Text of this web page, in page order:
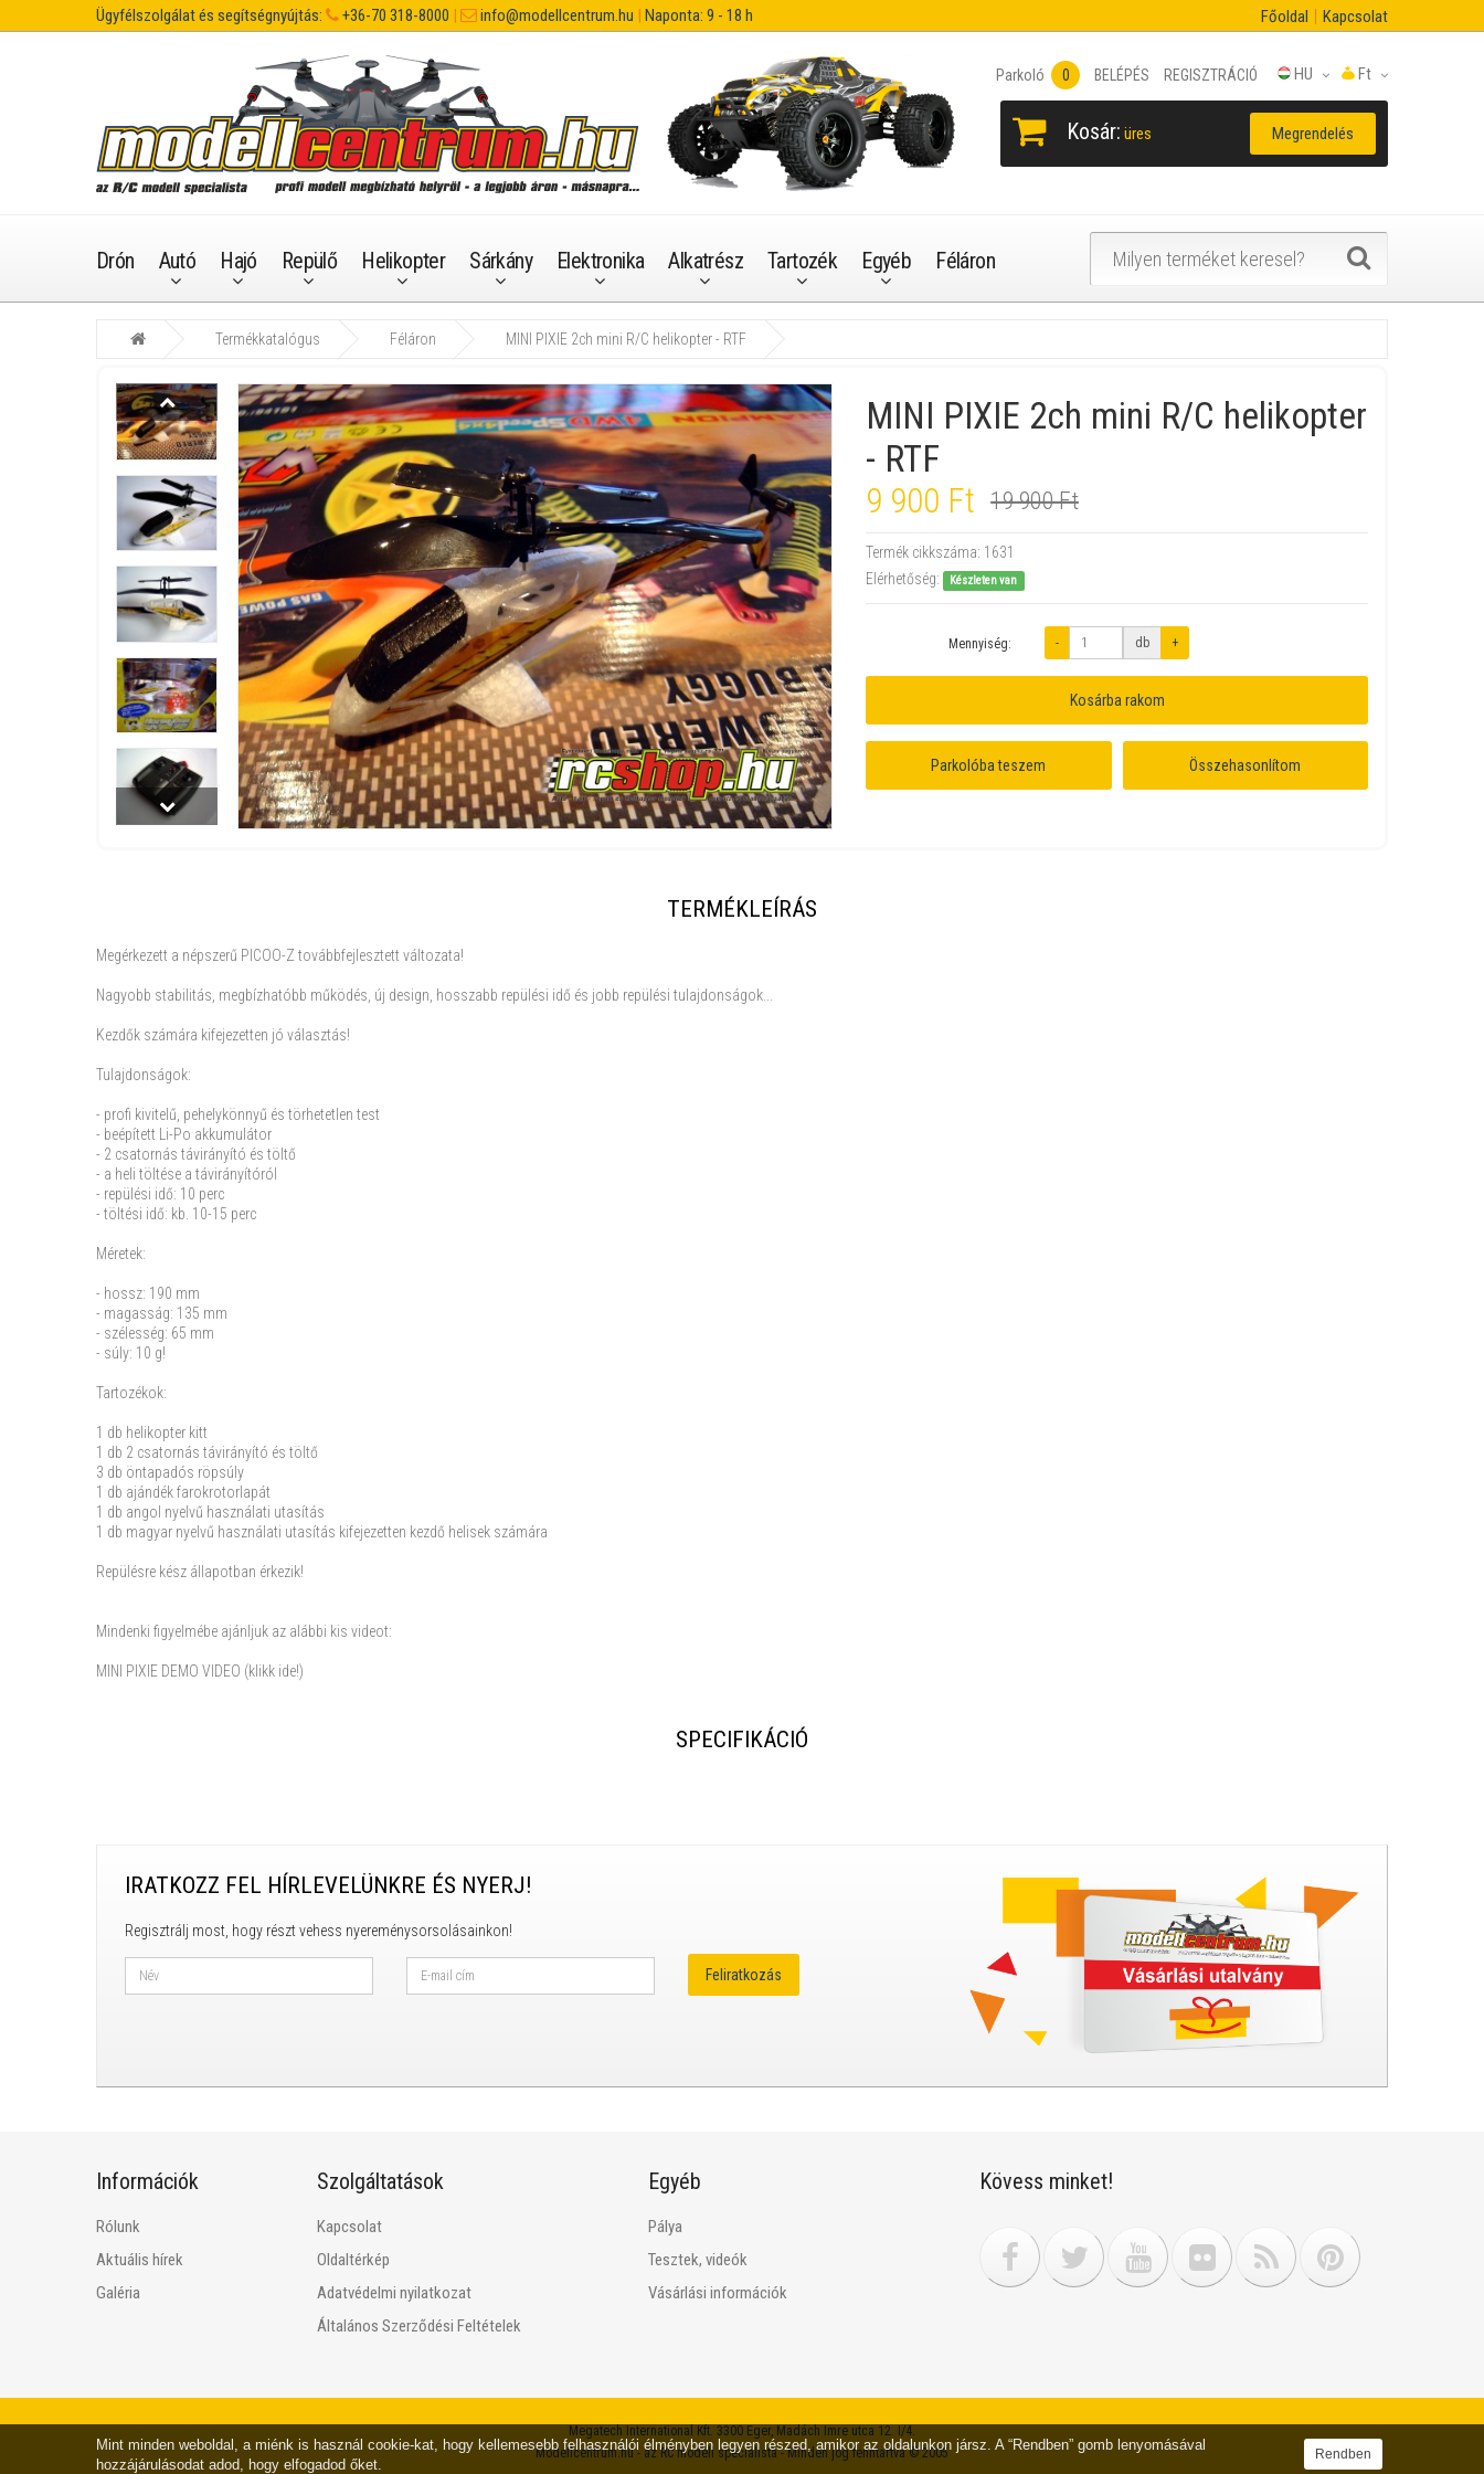
Mint minden weboldal, a miénk is használ cookie-kat, hogy kellemesebb felhasználói élményben legyen részed, amikor az oldalunkon jársz. A “Rendben” gomb lenyomásával
hozzájárulásodat adod, hogy elfogadod őket.
Rendben
Ügyfélszolgálat és segítségnyújtás: +36-70 318-8000 | info@modellcentrum.hu | Naponta: 9 - 18 h Főoldal Kapcsolat
Ft
HU
Parkoló 0 BELÉPÉS REGISZTRÁCIÓ
Kosár: üres Megrendelés
Drón Autó Hajó Repülő Helikopter Sárkány Elektronika Alkatrész Tartozék Egyéb Féláron
Termékkatalógus Féláron MINI PIXIE 2ch mini R/C helikopter - RTF
MINI PIXIE 2ch mini R/C helikopter
- RTF
9 900 Ft 19 900 Ft
Termék cikkszáma: 1631
Elérhetőség:
Készleten van
Mennyiség: - db +
Kosárba rakom
Parkolóba teszem Összehasonlítom
TERMÉKLEÍRÁS
Megérkezett a népszerű PICOO-Z továbbfejlesztett változata!
Nagyobb stabilitás, megbízhatóbb működés, új design, hosszabb repülési idő és jobb repülési tulajdonságok...
Kezdők számára kifejezetten jó választás!
Tulajdonságok:
- profi kivitelű, pehelykönnyű és törhetetlen test
- beépített Li-Po akkumulátor
- 2 csatornás távirányító és töltő
- a heli töltése a távirányítóról
- repülési idő: 10 perc
- töltési idő: kb. 10-15 perc
Méretek:
- hossz: 190 mm
- magasság: 135 mm
- szélesség: 65 mm
- súly: 10 g!
Tartozékok:
1 db helikopter kitt
1 db 2 csatornás távirányító és töltő
3 db öntapadós röpsúly
1 db ajándék farokrotorlapát
1 db angol nyelvű használati utasítás
1 db magyar nyelvű használati utasítás kifejezetten kezdő helisek számára
Repülésre kész állapotban érkezik!
Mindenki figyelmébe ajánljuk az alábbi kis videot:
MINI PIXIE DEMO VIDEO (klikk ide!)
SPECIFIKÁCIÓ
IRATKOZZ FEL HÍRLEVELÜNKRE ÉS NYERJ!
Regisztrálj most, hogy részt vehess nyereménysorsolásainkon!
Információk
Rólunk
Aktuális hírek
Galéria
Szolgáltatások
Kapcsolat
Oldaltérkép
Adatvédelmi nyilatkozat
Általános Szerződési Feltételek
Egyéb
Pálya
Tesztek, videók
Vásárlási információk
Kövess minket!
Megatech International Kft. 3300 Eger, Madách Imre utca 12. I/4.
Modellcentrum.hu - az RC modell specialista - Minden jog fenntartva © 2005